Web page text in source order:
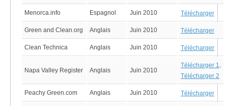
Menorca.info Espagnol Juin 2010 Télécharger
Green and Clean.org Anglais Juin 2010 Télécharger
Clean Technica Anglais Juin 2010 Télécharger
Napa Valley Register Anglais Juin 2010
Télécharger 1,
Télécharger 2
Peachy Green.com Anglais Juin 2010 Télécharger